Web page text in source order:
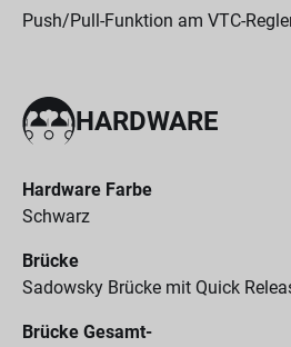
Push/Pull-Funktion am VTC-
HARDWARE
Hardware Farbe
Schwarz
Brücke
Sadowsky Brücke mit Quick
Brücke Gesamt-